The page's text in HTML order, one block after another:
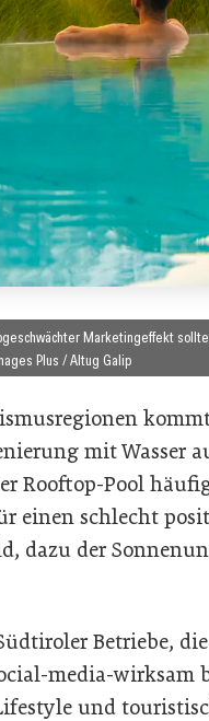
Marketingeffekt
Plus / Altug Galip
mit Wasser
Rooftop-Pool
einen schlecht
dazu der
Betriebe,
media-wirksam
und